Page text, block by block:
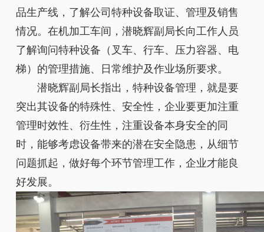
品生产线，了解公司特种设备取证、管理及销售
情况。在机加工车间，潜晓辉副局长向工作人员
了解询问特种设备（叉车、行车、压力容器、电
梯）的管理措施、日常维护及作业场所要求。
潜晓辉副局长指出，特种设备管理，就是要
突出其设备的特殊性、安全性，企业要更加注重
管理时效性、衍生性，注重设备本身安全的同
时，能够考虑设备带来的潜在安全隐患，从细节
问题抓起，做好每个环节管理工作，企业才能良
好发展。